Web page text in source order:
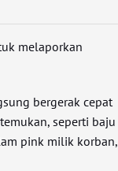
melaporkan
bergerak cepat
seperti baju
pink milik korban,